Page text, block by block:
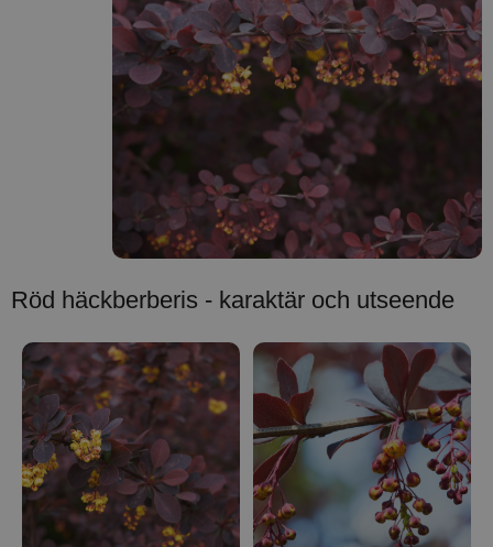
Röd häckberberis - karaktär och utseende